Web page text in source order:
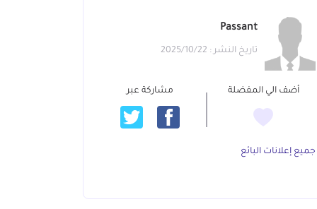
Passant
تاريخ النشر : 2025/10/22
أضف الي المفضلة مشاركة عبر
جميع إعلانات البائع